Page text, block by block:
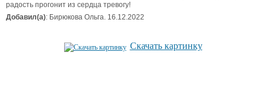
радость прогонит из сердца тревогу!
Добавил(а): Бирюкова Ольга. 16.12.2022
Скачать картинку